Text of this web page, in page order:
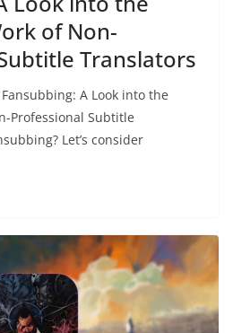
of Non-
Translators
A Look into the
Professional Subtitle
Let’s consider